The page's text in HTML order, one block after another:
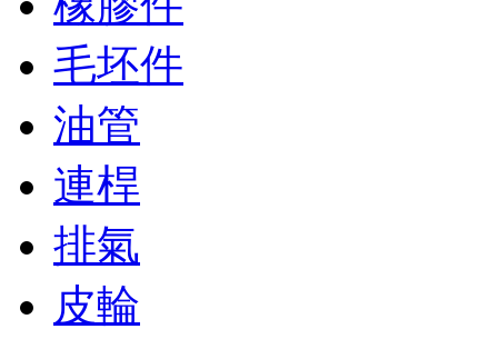
毛坯件
油管
連桿
排氣
皮輪